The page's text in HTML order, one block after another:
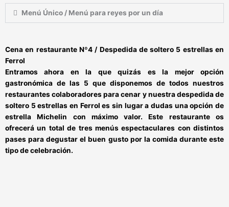
Menú Único / Menú para reyes por un día
Cena en restaurante Nº4 / Despedida de soltero 5 estrellas en
Ferrol
Entramos ahora en la que quizás es la mejor opción
gastronómica de las 5 que disponemos de todos nuestros
restaurantes colaboradores para cenar y nuestradespedida de
soltero 5 estrellas en Ferrol es sin lugar a dudas una opción de
estrella Michelin con máximo valor. Este restaurante os
ofrecerá un total de tres menús espectaculares con distintos
pases para degustar el buen gusto por la comida durante este
tipo de celebración.